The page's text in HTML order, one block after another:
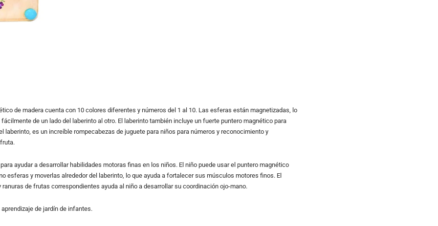
de madera cuenta con 10 colores diferentes y números del 1 al 10. Las esferas están magnetizadas, lo
de un lado del laberinto al otro. El laberinto también incluye un fuerte puntero magnético para
laberinto, es un increíble rompecabezas de juguete para niños para números y reconocimiento y
ayudar a desarrollar habilidades motoras finas en los niños. El niño puede usar el puntero magnético
esferas y moverlas alrededor del laberinto, lo que ayuda a fortalecer sus músculos motores finos. El
de frutas correspondientes ayuda al niño a desarrollar su coordinación ojo-mano.
de jardín de infantes.